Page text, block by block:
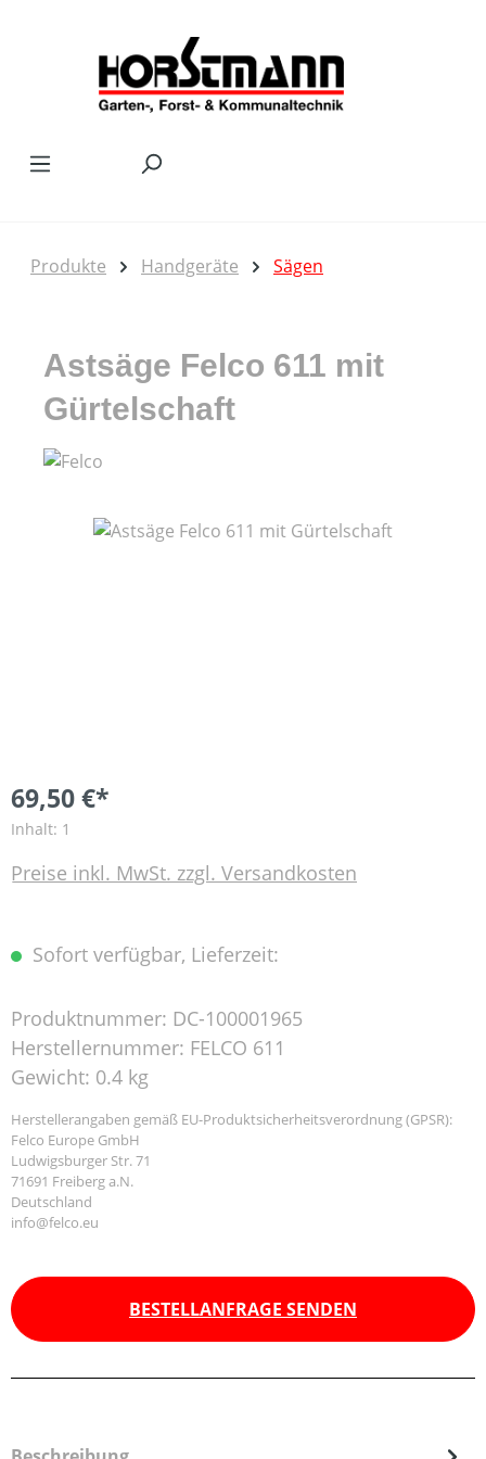
Produkte Handgeräte Sägen
Astsäge Felco 611 mit
Gürtelschaft
Bildergalerie überspringen
69,50 €*
Inhalt: 1
Preise inkl. MwSt. zzgl. Versandkosten
Sofort verfügbar, Lieferzeit:
Produktnummer: DC-100001965
Herstellernummer: FELCO 611
Gewicht: 0.4 kg
Herstellerangaben gemäß EU-Produktsicherheitsverordnung (GPSR):
Felco Europe GmbH
Ludwigsburger Str. 71
71691 Freiberg a.N.
Deutschland
info@felco.eu
BESTELLANFRAGE SENDEN